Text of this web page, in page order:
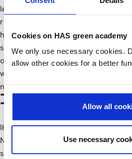
Cookies on HAS green academy
We only use necessary cookies.
allow other cookies for a better
Allow all
Use necessary
les te geven. Ik geef les in
richting van Food Innovation. Dit
hebben op mijn ervaring als product
sensoriek (het gebruiken van je
ontwikkelen en receptenleer. De
wat verplicht is om op een
namelijk verschillende regels voor.
Inspirerende
Ik vind het ontzettend leuk om met
Niet alleen het lesgeven, maar ook
student maakt het dat geen een dag